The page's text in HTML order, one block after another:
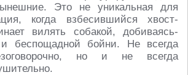
Это не уникальная для
когда взбесившийся хвост-
вилять собакой, добиваясь-
беспощадной бойни. Не всегда
но и не всегда